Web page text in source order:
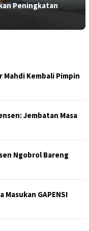
Peningkatan
Mahdi Kembali Pimpin
Jembatan Masa
Ngobrol Bareng
GAPENSI